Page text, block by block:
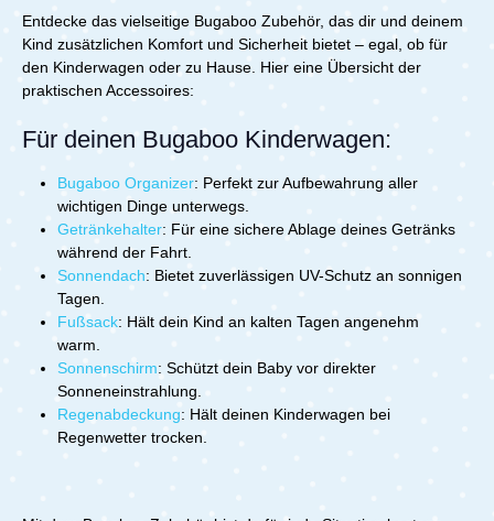
Kinderwagen Kompatibel:Bugaboo Donkey 3
DuoBugaboo Donkey 3 MonoBugaboo Donkey 3
TwinBugaboo Donkey 5 DuoBugaboo Donkey 5
MonoBugaboo Donkey 5 TwinBugaboo Donkey 6 - alle
ModelleLieferumfang:1x Bugaboo Donkey
Entdecke das vielseitige Bugaboo Zubehör, das dir und deinem
Kind zusätzlichen Komfort und Sicherheit bietet – egal, ob für
den Kinderwagen oder zu Hause. Hier eine Übersicht der
praktischen Accessoires:
Für deinen Bugaboo Kinderwagen:
Bugaboo Organizer: Perfekt zur Aufbewahrung aller
wichtigen Dinge unterwegs.
Getränkehalter: Für eine sichere Ablage deines Getränks
während der Fahrt.
Sonnendach: Bietet zuverlässigen UV-Schutz an sonnigen
Tagen.
Fußsack: Hält dein Kind an kalten Tagen angenehm
warm.
Sonnenschirm: Schützt dein Baby vor direkter
Sonneneinstrahlung.
Regenabdeckung: Hält deinen Kinderwagen bei
Regenwetter trocken.